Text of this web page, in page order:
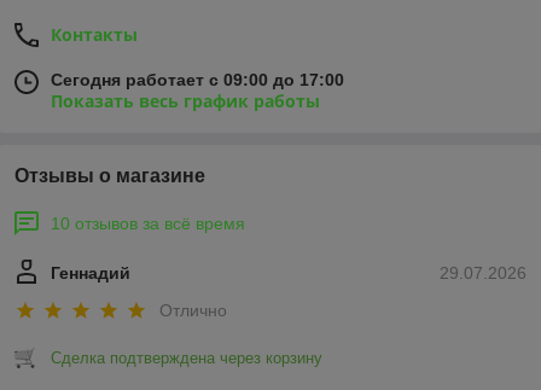
Контакты
Сегодня работает с 09:00 до 17:00
Показать весь график работы
Отзывы о магазине
10 отзывов за всё время
29.07.2026
Геннадий
Отлично
Сделка подтверждена через корзину